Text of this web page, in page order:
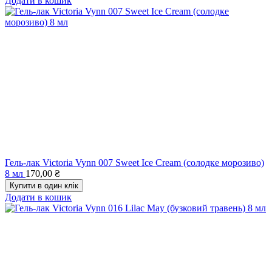
Гель-лак Victoria Vynn 007 Sweet Ice Cream (солодке морозиво)
8 мл 170,00 ₴
Купити в один клік
Додати в кошик